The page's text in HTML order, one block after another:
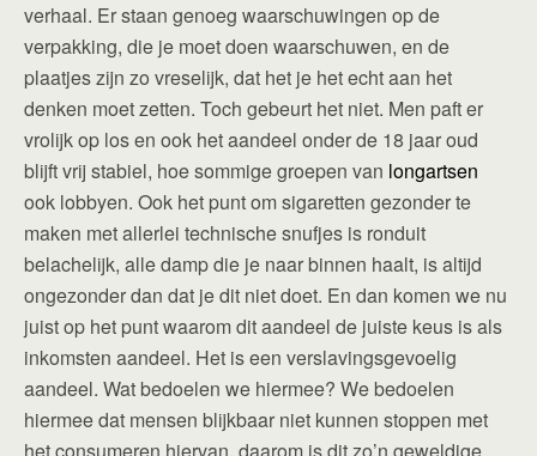
verhaal. Er staan genoeg waarschuwingen op de
verpakking, die je moet doen waarschuwen, en de
plaatjes zijn zo vreselijk, dat het je het echt aan het
denken moet zetten. Toch gebeurt het niet. Men paft er
vrolijk op los en ook het aandeel onder de 18 jaar oud
blijft vrij stabiel, hoe sommige groepen van longartsen
ook lobbyen. Ook het punt om sigaretten gezonder te
maken met allerlei technische snufjes is ronduit
belachelijk, alle damp die je naar binnen haalt, is altijd
ongezonder dan dat je dit niet doet. En dan komen we nu
juist op het punt waarom dit aandeel de juiste keus is als
inkomsten aandeel. Het is een verslavingsgevoelig
aandeel. Wat bedoelen we hiermee? We bedoelen
hiermee dat mensen blijkbaar niet kunnen stoppen met